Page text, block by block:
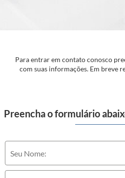
Para entrar em contato conosco
com suas informações. Em breve
Preencha o formulário